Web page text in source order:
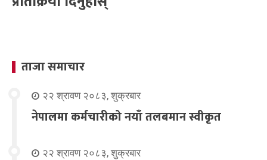
ताजा समाचार
२२ श्रावण २०८३, शुक्रबार
नेपालमा कर्मचारीको नयाँ तलबमान स्वीकृत
२२ श्रावण २०८३, शुक्रबार